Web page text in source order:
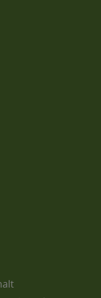
Icons: jam-